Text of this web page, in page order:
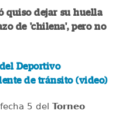
quiso dejar su huella
de 'chilena', pero no
Deportivo
de tránsito (video)
5 del Torneo